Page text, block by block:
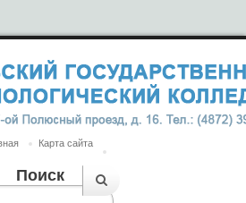
Карта сайта
Поиск